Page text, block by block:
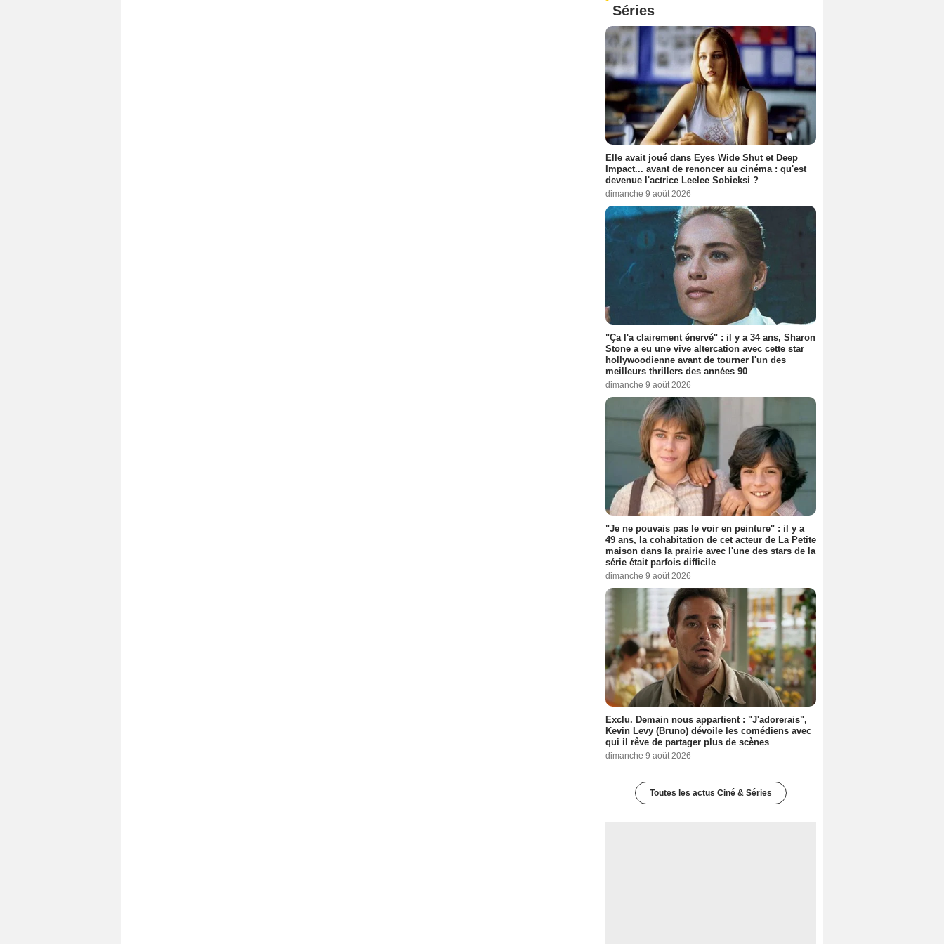
Séries
Elle avait joué dans Eyes Wide Shut et Deep
Impact... avant de renoncer au cinéma : qu'est
devenue l'actrice Leelee Sobieksi ?
dimanche 9 août 2026
"Ça l'a clairement énervé" : il y a 34 ans, Sharon
Stone a eu une vive altercation avec cette star
hollywoodienne avant de tourner l'un des
meilleurs thrillers des années 90
dimanche 9 août 2026
"Je ne pouvais pas le voir en peinture" : il y a
49 ans, la cohabitation de cet acteur de La Petite
maison dans la prairie avec l'une des stars de la
série était parfois difficile
dimanche 9 août 2026
Exclu. Demain nous appartient : "J'adorerais",
Kevin Levy (Bruno) dévoile les comédiens avec
qui il rêve de partager plus de scènes
dimanche 9 août 2026
Toutes les actus Ciné & Séries